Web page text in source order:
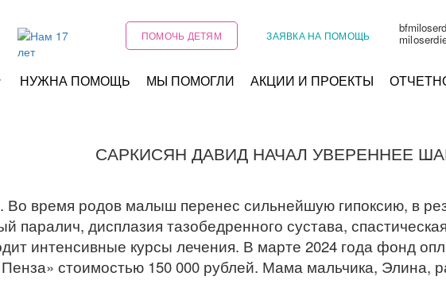
ПОМОЧЬ ДЕТЯМ ЗАЯВКА НА ПОМОЩЬ
НУЖНА ПОМОЩЬ МЫ ПОМОГЛИ АКЦИИ И ПРОЕКТЫ
САРКИСЯН ДАВИД НАЧАЛ УВЕРЕННЕЕ
Во время родов малыш перенес сильнейшую гипоксию, в
паралич, дисплазия тазобедренного сустава,
интенсивные курсы лечения. В марте 2024 года фонд
стоимостью 150 000 рублей. Мама мальчика, Элина,